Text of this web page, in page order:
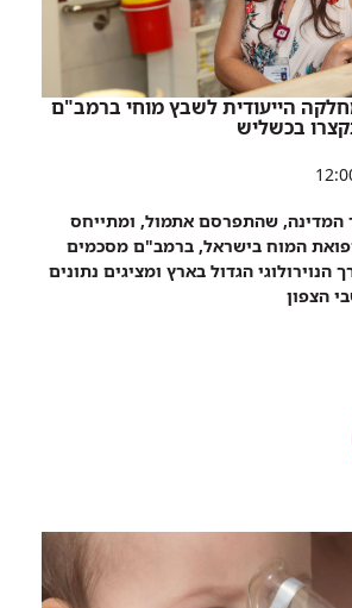
הייעודית לשבץ מוחי ברמב"ם
בכשליש
המדינה, שהתפרסם אתמול, ומתייחס
המוח בישראל, ברמב"ם מסכמים
הגדול בארץ ומציגים נתונים
הצפון